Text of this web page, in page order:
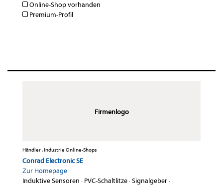
Online-Shop vorhanden
Premium-Profil
Firmenlogo
Händler , Industrie Online-Shops
Conrad Electronic SE
Zur Homepage
Induktive Sensoren · PVC-Schaltlitze·Signalgeber·